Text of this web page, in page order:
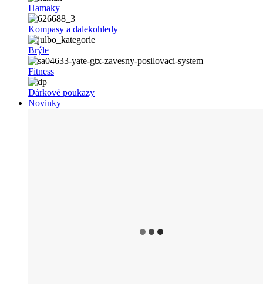
Hamaky
Kompasy a dalekohledy
Brýle
Fitness
Dárkové poukazy
Novinky